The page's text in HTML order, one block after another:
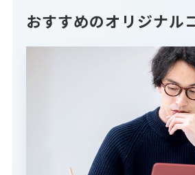
おすすめのオリジナル